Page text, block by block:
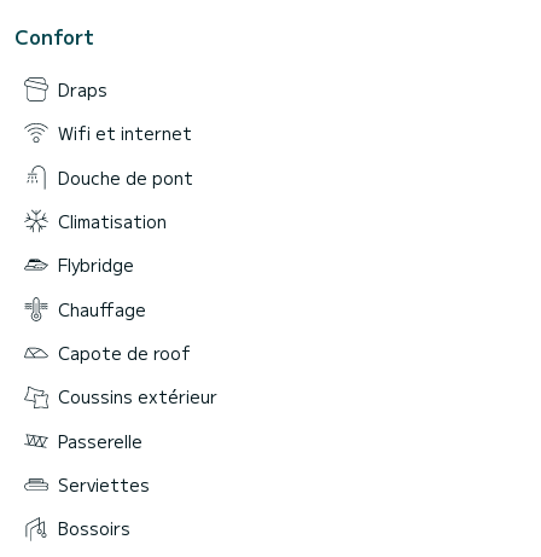
Confort
Draps
Wifi et internet
Douche de pont
Climatisation
Flybridge
Chauffage
Capote de roof
Coussins extérieur
Passerelle
Serviettes
Bossoirs